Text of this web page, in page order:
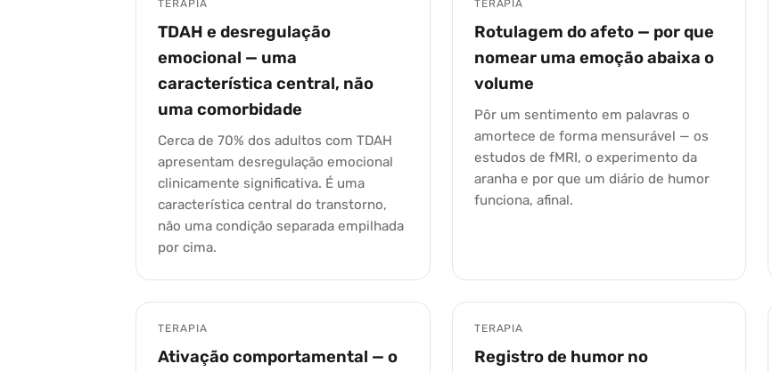
TERAPIA
TDAH e desregulação
emocional — uma
característica central, não
uma comorbidade
Cerca de 70% dos adultos com TDAH
apresentam desregulação emocional
clinicamente significativa. É uma
característica central do transtorno,
não uma condição separada empilhada
por cima.
TERAPIA
Rotulagem do afeto — por que
nomear uma emoção abaixa o
volume
Pôr um sentimento em palavras o
amortece de forma mensurável — os
estudos de fMRI, o experimento da
aranha e por que um diário de humor
funciona, afinal.
TERAPIA
Ativação comportamental — o
TERAPIA
Registro de humor no